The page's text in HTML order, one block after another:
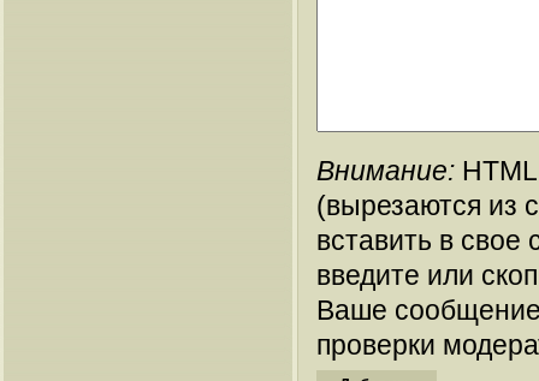
Внимание:
(вырезаются из
вставить в
введите или
Ваше
проверки